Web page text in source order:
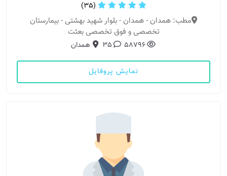
(35)
مطب: همدان - همدان - بلوار شهید بهشتی - بیمارستان
تخصصی و فوق تخصصی بعثت
58796
35 همدان
نمایش پروفایل